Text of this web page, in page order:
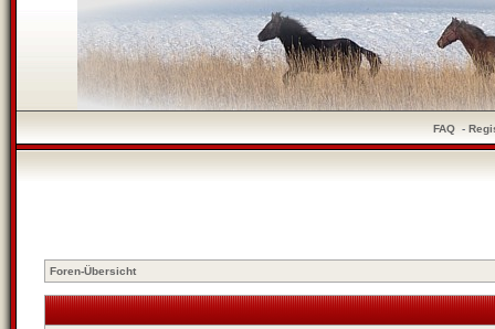
FAQ -
Foren-Übersicht